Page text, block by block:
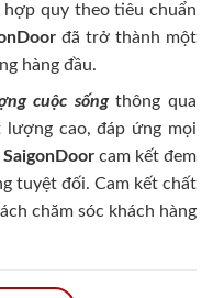
hợp quy theo tiêu chuẩn
đã trở thành một
hàng đầu.
cuộc sốngthông qua
lượng cao, đáp ứng mọi
SaigonDoorcam kết đem
tuyệt đối. Cam kết chất
chăm sóc khách hàng